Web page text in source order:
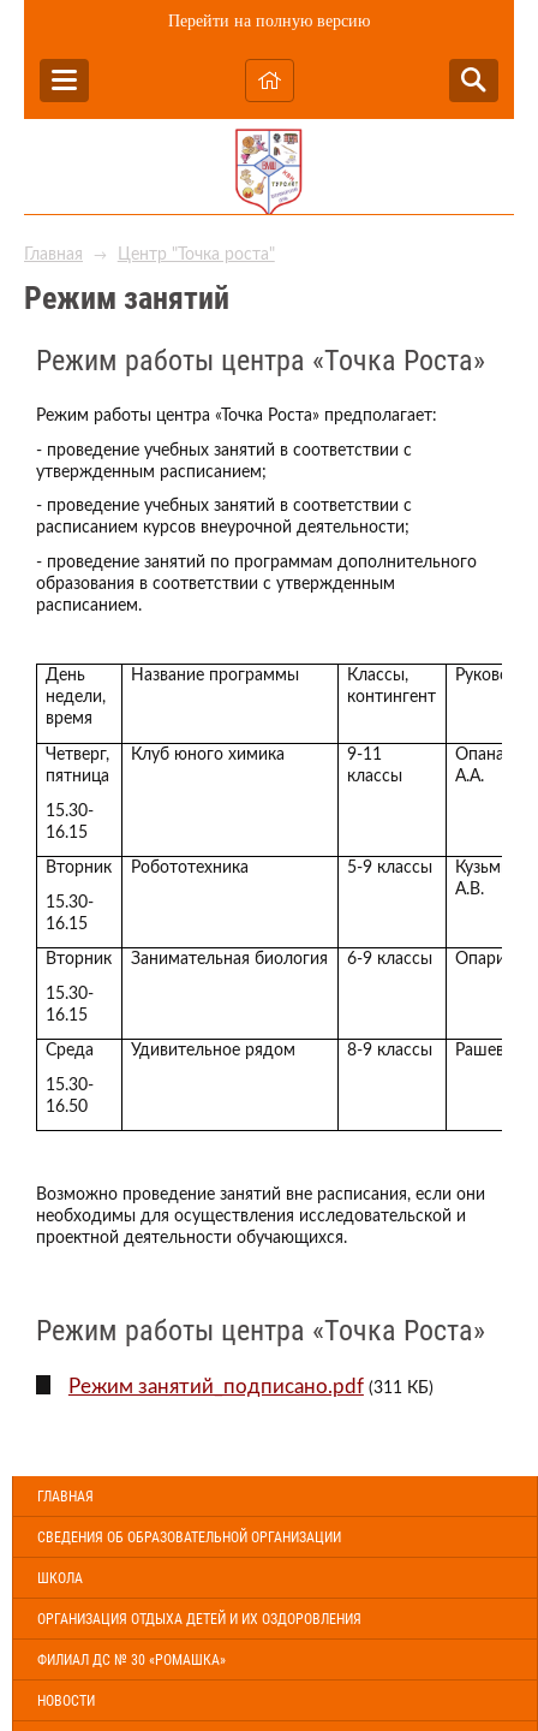
Перейти на полную версию
Главная → Центр "Точка роста"
Режим занятий
Режим работы центра «Точка Роста»
Режим работы центра «Точка Роста» предполагает:
- проведение учебных занятий в соответствии с
утвержденным расписанием;
- проведение учебных занятий в соответствии с
расписанием курсов внеурочной деятельности;
- проведение занятий по программам дополнительного
образования в соответствии с утвержденным
расписанием.
День
недели,
время
Название программы
Классы,
контингент
Четверг,
пятница
15.30-
16.15
Клуб юного химика
9-11
классы
А.А.
Вторник
15.30-
16.15
Робототехника 5-9 классы
А.В.
Вторник
15.30-
16.15
Занимательная биология 6-9 классы Опарина
Среда
15.30-
16.50
Удивительное рядом 8-9 классы Рашев В.А
Возможно проведение занятий вне расписания, если они
необходимы для осуществления исследовательской и
проектной деятельности обучающихся.
Режим работы центра «Точка Роста»
Режим занятий_подписано.pdf (311 КБ)
ГЛАВНАЯ
СВЕДЕНИЯ ОБ ОБРАЗОВАТЕЛЬНОЙ ОРГАНИЗАЦИИ
ШКОЛА
ОРГАНИЗАЦИЯ ОТДЫХА ДЕТЕЙ И ИХ ОЗДОРОВЛЕНИЯ
ФИЛИАЛ ДС № 30 «РОМАШКА»
НОВОСТИ